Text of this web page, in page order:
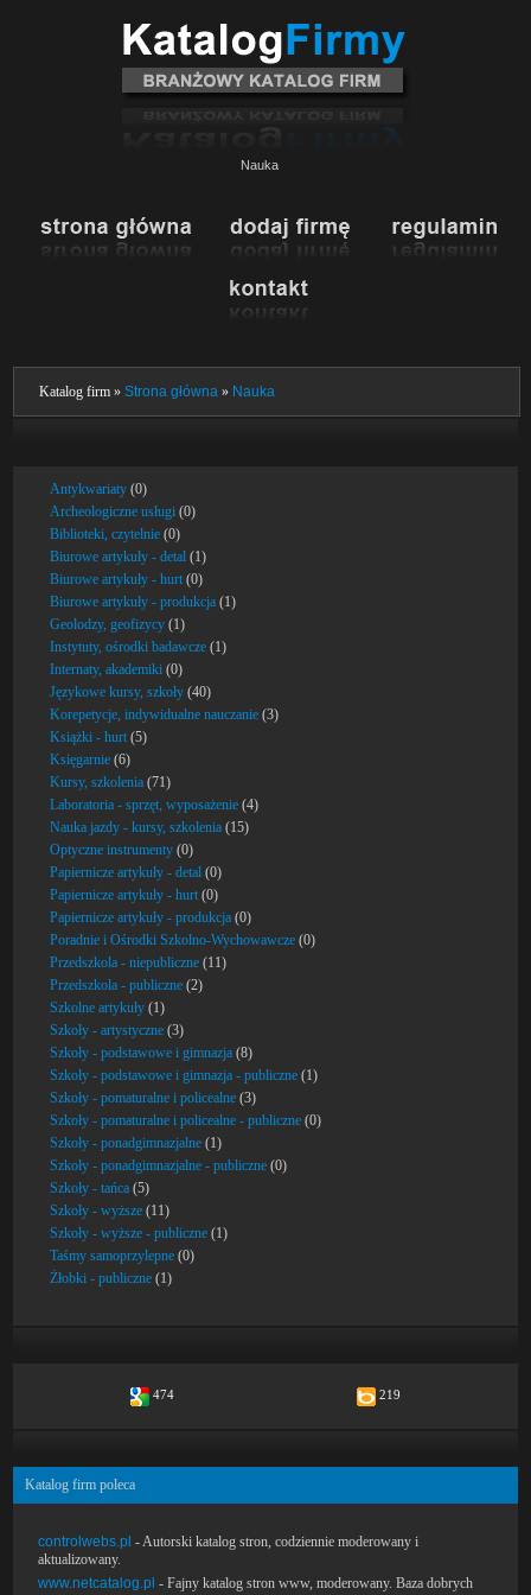
Nauka
Katalog firm »Strona główna » Nauka
Antykwariaty (0)
Archeologiczne usługi (0)
Biblioteki, czytelnie (0)
Biurowe artykuły - detal (1)
Biurowe artykuły - hurt (0)
Biurowe artykuły - produkcja (1)
Geolodzy, geofizycy (1)
Instytuty, ośrodki badawcze (1)
Internaty, akademiki (0)
Językowe kursy, szkoły (40)
Korepetycje, indywidualne nauczanie (3)
Książki - hurt (5)
Księgarnie (6)
Kursy, szkolenia (71)
Laboratoria - sprzęt, wyposażenie (4)
Nauka jazdy - kursy, szkolenia (15)
Optyczne instrumenty (0)
Papiernicze artykuły - detal (0)
Papiernicze artykuły - hurt (0)
Papiernicze artykuły - produkcja (0)
Poradnie i Ośrodki Szkolno-Wychowawcze (0)
Przedszkola - niepubliczne (11)
Przedszkola - publiczne (2)
Szkolne artykuły (1)
Szkoły - artystyczne (3)
Szkoły - podstawowe i gimnazja (8)
Szkoły - podstawowe i gimnazja - publiczne (1)
Szkoły - pomaturalne i policealne (3)
Szkoły - pomaturalne i policealne - publiczne (0)
Szkoły - ponadgimnazjalne (1)
Szkoły - ponadgimnazjalne - publiczne (0)
Szkoły - tańca (5)
Szkoły - wyższe (11)
Szkoły - wyższe - publiczne (1)
Taśmy samoprzylepne (0)
Żłobki - publiczne (1)
474 219
Katalog firm poleca
controlwebs.pl - Autorski katalog stron, codziennie moderowany i
aktualizowany.
www.netcatalog.pl - Fajny katalog stron www, moderowany. Baza dobrych